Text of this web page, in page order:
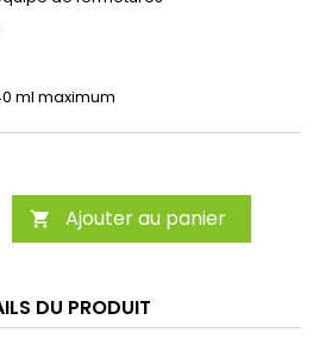
ml maximum
 Ajouter au panier
DU PRODUIT